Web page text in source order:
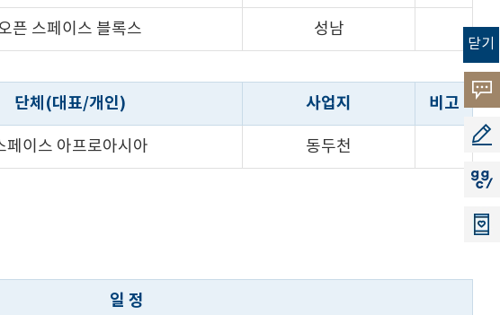
닫기
고객
소리
공모
지지
픈 스페이스 블록스 성남
단체(대표/개인) 사업지 비고
페이스 아프로아시아 동두천
일 정